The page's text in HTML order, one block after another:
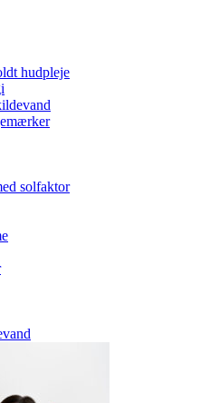
hudpleje
solfaktor